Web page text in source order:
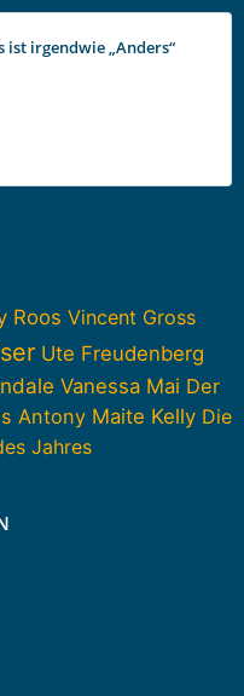
ist irgendwie „Anders“
Roos Vincent Gross
Ute Freudenberg
Vanessa Mai Der
Antony Maite Kelly Die
Jahres